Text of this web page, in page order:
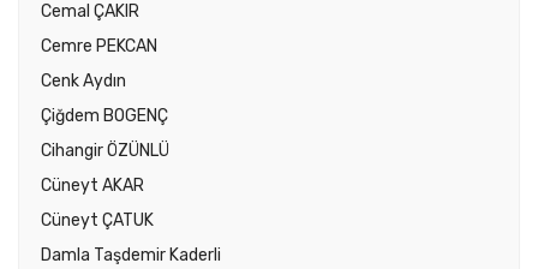
Cemal ÇAKIR
Cemre PEKCAN
Cenk Aydın
Çiğdem BOGENÇ
Cihangir ÖZÜNLÜ
Cüneyt AKAR
Cüneyt ÇATUK
Damla Taşdemir Kaderli